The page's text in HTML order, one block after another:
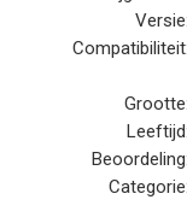
How to Play the
In Kitchen Craze,
off. Manage your
and keep your
upgrades and face
restaurant game.
Versie:
Compatibiliteit:
Grootte:
Leeftijd:
Beoordeling:
Categorie: